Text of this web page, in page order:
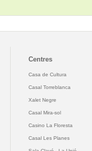
Centres
Casa de Cultura
Casal Torreblanca
Xalet Negre
Casal Mira-sol
Casino La Floresta
Casal Les Planes